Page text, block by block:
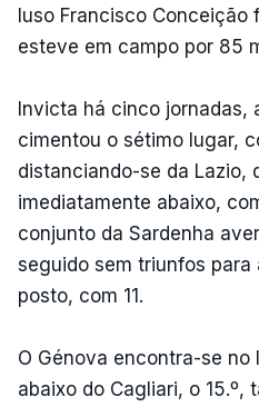
luso Francisco Conceição
esteve em campo por 85
Invicta há cinco jornadas,
cimentou o sétimo lugar,
distanciando-se da Lazio,
imediatamente abaixo,
conjunto da Sardenha
seguido sem triunfos para
posto, com 11.
O Génova encontra-se no
abaixo do Cagliari, o 15.º,